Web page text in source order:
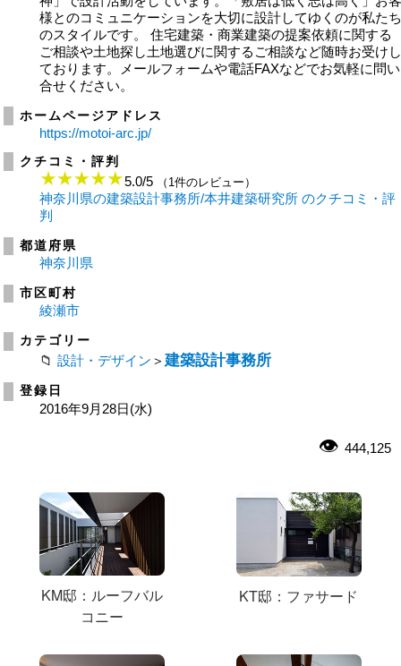
様とのコミュニケーションを大切に設計してゆくのが私た
のスタイルです。 住宅建築・商業建築の提案依頼に関する
ご相談や土地探し土地選びに関するご相談など随時お受け
ております。メールフォームや電話FAXなどでお気軽に問い
合せください。
ホームページアドレス
https://motoi-arc.jp/
クチコミ・評判
5.0/5 （1件のレビュー）
神奈川県の建築設計事務所/本井建築研究所 のクチコミ・評
判
都道府県
神奈川県
市区町村
綾瀬市
カテゴリー
設計・デザイン ＞ 建築設計事務所
登録日
2016年9月28日(水)
444,125
KM邸：ルーフバル
コニー
KT邸：ファサード